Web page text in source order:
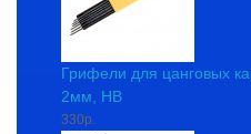
Грифели для цанговых
2мм, HB
330р.